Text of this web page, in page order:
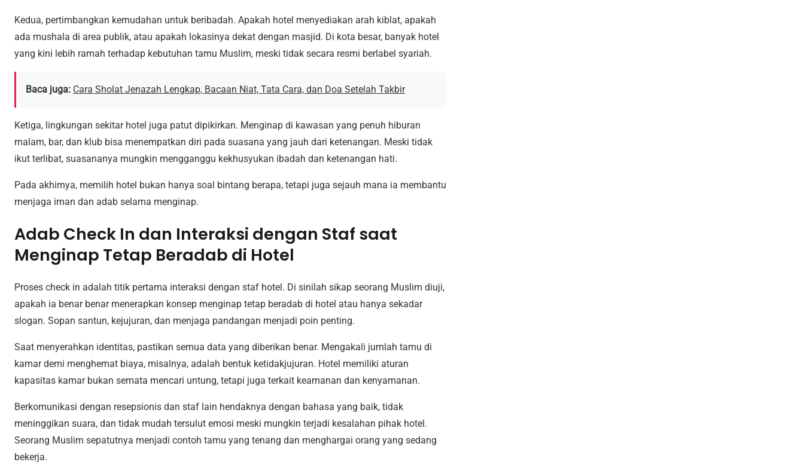
Kedua, pertimbangkan kemudahan untuk beribadah. Apakah hotel menyediakan arah kiblat, apakah
ada mushala di area publik, atau apakah lokasinya dekat dengan masjid. Di kota besar, banyak hotel
yang kini lebih ramah terhadap kebutuhan tamu Muslim, meski tidak secara resmi berlabel syariah.
Baca juga: Cara Sholat Jenazah Lengkap, Bacaan Niat, Tata Cara, dan Doa Setelah Takbir
Ketiga, lingkungan sekitar hotel juga patut dipikirkan. Menginap di kawasan yang penuh hiburan
malam, bar, dan klub bisa menempatkan diri pada suasana yang jauh dari ketenangan. Meski tidak
ikut terlibat, suasananya mungkin mengganggu kekhusyukan ibadah dan ketenangan hati.
Pada akhirnya, memilih hotel bukan hanya soal bintang berapa, tetapi juga sejauh mana ia membantu
menjaga iman dan adab selama menginap.
Adab Check In dan Interaksi dengan Staf saat
Menginap Tetap Beradab di Hotel
Proses check in adalah titik pertama interaksi dengan staf hotel. Di sinilah sikap seorang Muslim diuji,
apakah ia benar benar menerapkan konsep menginap tetap beradab di hotel atau hanya sekadar
slogan. Sopan santun, kejujuran, dan menjaga pandangan menjadi poin penting.
Saat menyerahkan identitas, pastikan semua data yang diberikan benar. Mengakali jumlah tamu di
kamar demi menghemat biaya, misalnya, adalah bentuk ketidakjujuran. Hotel memiliki aturan
kapasitas kamar bukan semata mencari untung, tetapi juga terkait keamanan dan kenyamanan.
Berkomunikasi dengan resepsionis dan staf lain hendaknya dengan bahasa yang baik, tidak
meninggikan suara, dan tidak mudah tersulut emosi meski mungkin terjadi kesalahan pihak hotel.
Seorang Muslim sepatutnya menjadi contoh tamu yang tenang dan menghargai orang yang sedang
bekerja.